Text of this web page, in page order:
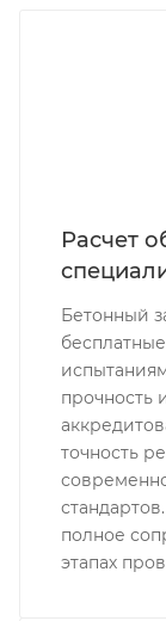
Расчет
Бетонный
прочность
точность
полное
этапах